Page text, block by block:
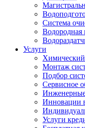
Система
Водородная
Услуги
Монтаж
Подбор
Сервисное
Инновации
Услуги